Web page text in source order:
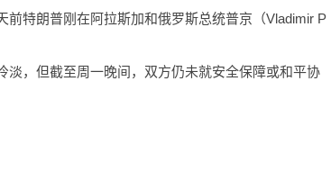
特朗普刚在阿拉斯加和俄罗斯总统普京（Vladimir P
，但截至周一晚间，双方仍未就安全保障或和平协